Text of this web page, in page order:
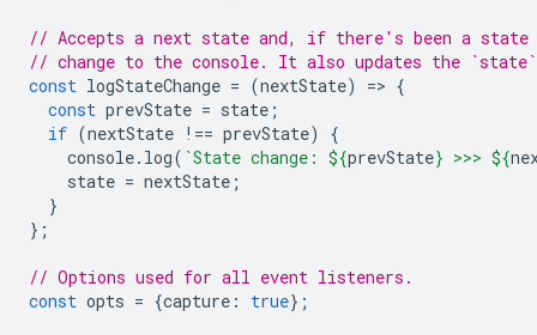
// Accepts a next state and, if there's been a state
// change to the console. It also updates the `state`
const logStateChange = (nextState) => {
const prevState = state ;
if (nextState !== prevState)
{
console. log( `State change: ${prevState} >>> ${
state = nextState ;
}
};
// Options used for all event listeners.
const opts = {capture : true};